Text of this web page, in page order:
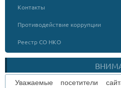
Контакты
Противодействие коррупции
Реестр СО НКО
Уважаемые посетители